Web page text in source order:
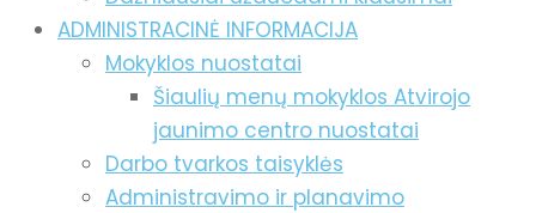
ADMINISTRACINĖ INFORMACIJA
Mokyklos nuostatai
Šiaulių menų mokyklos Atvirojo
jaunimo centro nuostatai
Darbo tvarkos taisyklės
Administravimo ir planavimo